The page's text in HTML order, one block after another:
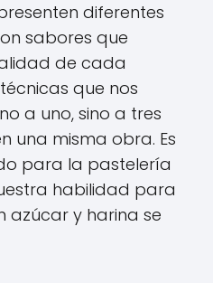
diferentes
sabores que
de cada
que nos
a uno, sino a tres
una misma obra. Es
para la pastelería
habilidad para
azúcar y harina se